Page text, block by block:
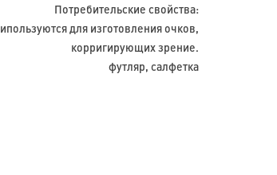
Потребительские свойства:
ипользуются для изготовления очков,
корригирующих зрение.
футляр, салфетка